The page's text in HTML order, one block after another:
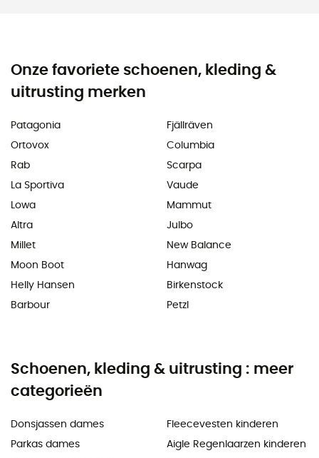
Onze favoriete schoenen, kleding &
uitrusting merken
Patagonia
Ortovox
Rab
La Sportiva
Lowa
Altra
Millet
Moon Boot
Helly Hansen
Barbour
Fjällräven
Columbia
Scarpa
Vaude
Mammut
Julbo
New Balance
Hanwag
Birkenstock
Petzl
Schoenen, kleding & uitrusting : meer
categorieën
Donsjassen dames
Parkas dames
Fleecevesten kinderen
Aigle Regenlaarzen kinderen